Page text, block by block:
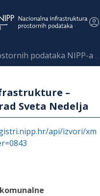
podataka NIPP-a
–
Sveta Nedelja
api/izvori/xm